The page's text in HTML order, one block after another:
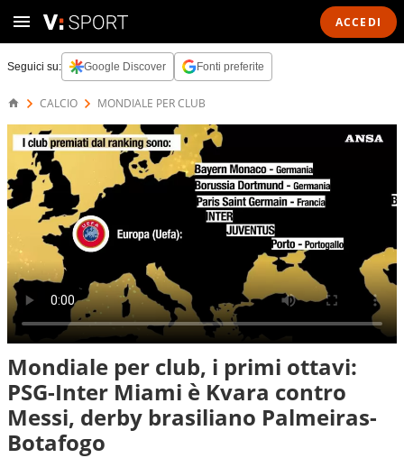
ACCEDI
Seguici su: Google Discover Fonti preferite
CALCIO MONDIALE PER CLUB
Mondiale per club, i primi ottavi:
PSG-Inter Miami è Kvara contro
Messi, derby brasiliano Palmeiras-
Botafogo